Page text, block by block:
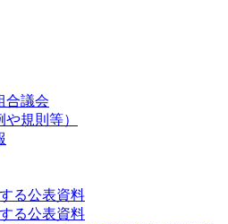
合議会
規則等）
る公表資料
る公表資料